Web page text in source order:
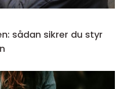
sådan sikrer du styr